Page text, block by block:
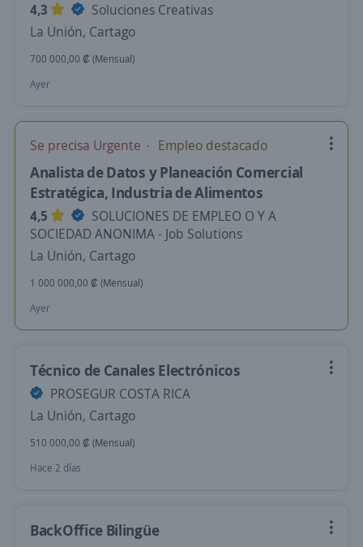
4,3
Soluciones Creativas
La Unión, Cartago
700 000,00 ₡ (Mensual)
Ayer
Se precisa Urgente Empleo destacado
Analista de Datos y Planeación Comercial
Estratégica, Industria de Alimentos
4,5
SOLUCIONES DE EMPLEO O Y A
SOCIEDAD ANONIMA - Job Solutions
La Unión, Cartago
1 000 000,00 ₡ (Mensual)
Ayer
Técnico de Canales Electrónicos
PROSEGUR COSTA RICA
La Unión, Cartago
510 000,00 ₡ (Mensual)
Hace 2 días
BackOffice Bilingüe